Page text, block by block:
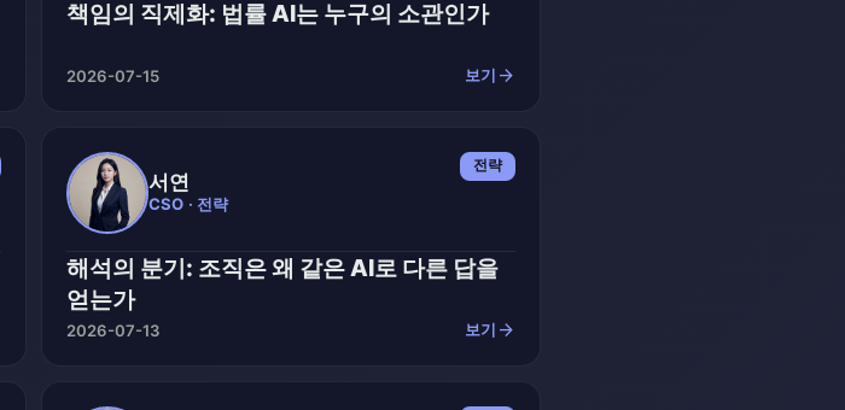
책임의 직제화: 법률 AI는 누구의 소관인가
2026-07-15 보기 arrow_forward
서연
CSO · 전략
전략
해석의 분기: 조직은 왜 같은 AI로 다른 답을
얻는가
2026-07-13 보기 arrow_forward